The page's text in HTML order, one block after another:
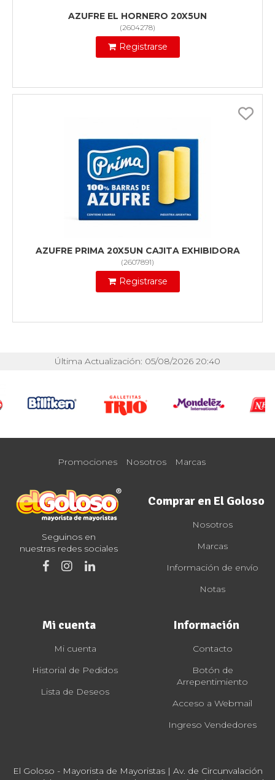
AZUFRE EL HORNERO 20X5UN
(2604278)
Registrarse
AZUFRE PRIMA 20X5UN CAJITA EXHIBIDORA
(2607891)
Registrarse
Última Actualización: 05/08/2026 20:40
Promociones Nosotros Marcas
Seguinos en
nuestras redes sociales
Comprar en El Goloso
Nosotros
Marcas
Información de envío
Notas
Mi cuenta
Mi cuenta
Historial de Pedidos
Lista de Deseos
Información
Contacto
Botón de
Arrepentimiento
Acceso a Webmail
Ingreso Vendedores
El Goloso - Mayorista de Mayoristas | Av. de Circunvalación